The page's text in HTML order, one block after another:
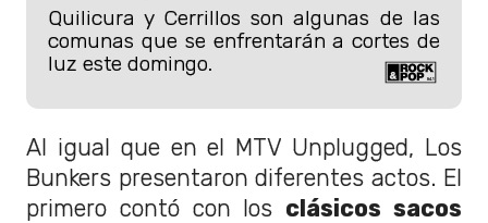
Quilicura y Cerrillos son algunas de las
comunas que se enfrentarán a cortes de
luz este domingo.
Al igual que en el MTV Unplugged, Los
Bunkers presentaron diferentes actos. El
primero contó con los clásicos sacos